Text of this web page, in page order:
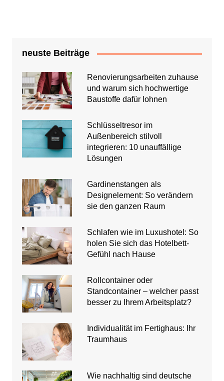
neuste Beiträge
Renovierungsarbeiten zuhause
und warum sich hochwertige
Baustoffe dafür lohnen
Schlüsseltresor im
Außenbereich stilvoll
integrieren: 10 unauffällige
Lösungen
Gardinenstangen als
Designelement: So verändern
sie den ganzen Raum
Schlafen wie im Luxushotel: So
holen Sie sich das Hotelbett-
Gefühl nach Hause
Rollcontainer oder
Standcontainer – welcher passt
besser zu Ihrem Arbeitsplatz?
Individualität im Fertighaus: Ihr
Traumhaus
Wie nachhaltig sind deutsche